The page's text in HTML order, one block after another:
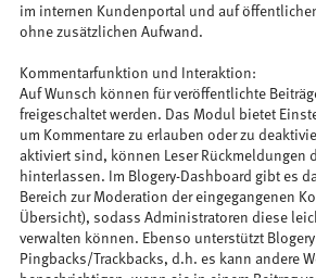
im internen Kundenportal und auf
ohne zusätzlichen Aufwand.
Kommentarfunktion und Interaktion:
Auf Wunsch können für veröffentlichte
freigeschaltet werden. Das Modul bietet
um Kommentare zu erlauben oder zu
aktiviert sind, können Leser Rückmeldungen
hinterlassen. Im Blogery-Dashboard gibt es
Bereich zur Moderation der eingegangenen
Übersicht), sodass Administratoren diese
verwalten können. Ebenso unterstützt
Pingbacks/Trackbacks, d.h. es kann andere